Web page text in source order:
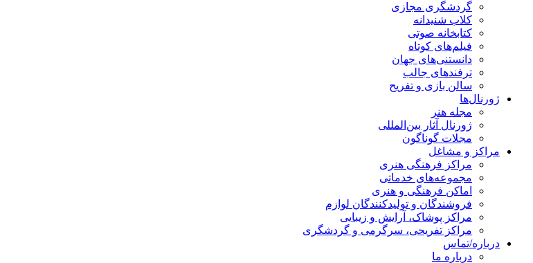
گردشگری مجازی
کلاب شنیدانه
کتابخانه صوتی
فیلم‌های کوتاه
دانستنی‌های جهان
ترفندهای جالب
سالن بازی و تفریح
ژورنال‌ها
مجله هنر
ژورنال آثار بین‌المللی
مجلات گوناگون
مراکز و مشاغل
مراکز فرهنگی هنری
مجموعه‌های خدماتی
اماکن فرهنگی و هنری
فروشندگان و تولیدکنندگان لوازم
مراکز پوشاک، آرایش و زیبایی
مراکز تفریحی، سرگرمی و گردشگری
درباره/تماس
درباره ما